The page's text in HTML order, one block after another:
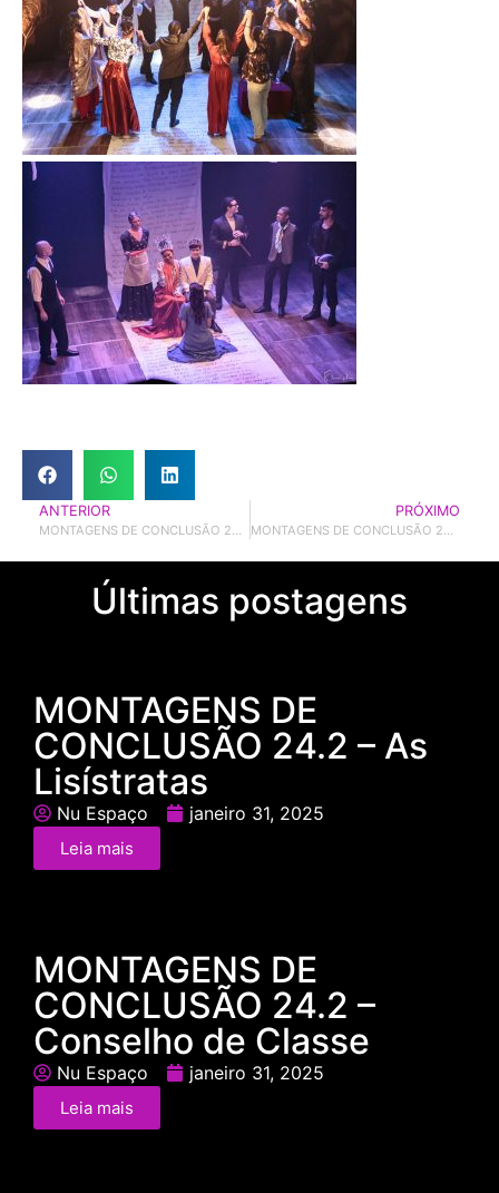
ANTERIOR
MONTAGENS DE CONCLUSÃO 24.1 – Escondidinho
PRÓXIMO
MONTAGENS DE CONCLUSÃO 24.1 – Gran Circus Brasilis
Últimas postagens
MONTAGENS DE
CONCLUSÃO 24.2 – As
Lisístratas
Nu Espaço janeiro 31, 2025
Leia mais
MONTAGENS DE
CONCLUSÃO 24.2 –
Conselho de Classe
Nu Espaço janeiro 31, 2025
Leia mais